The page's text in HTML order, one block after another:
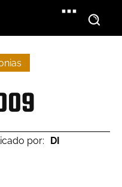
por: DI